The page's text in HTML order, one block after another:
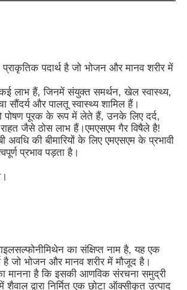
सल्फोन
पदार्थ है जो भोजन और मानव शरीर में
लाभ हैं, जिनमें संयुक्त समर्थन, खेल स्वास्थ्य,
सौंदर्य और पालतू स्वास्थ्य शामिल हैं।
पोषण पूरक के रूप में लेते हैं, उनके लिए दर्द,
जैसे ठोस लाभ हैं।एमएसएम गैर विषैले है!
अवधि की बीमारियों के लिए एमएसएम के प्रभावी
प्रभाव पड़ता है।
का संक्षिप्त नाम है, यह एक
है जो भोजन और मानव शरीर में मौजूद है।
मानना ​​है कि इसकी आणविक संरचना समुद्री
द्वारा निर्मित एक छोटा ऑक्सीकृत उत्पाद